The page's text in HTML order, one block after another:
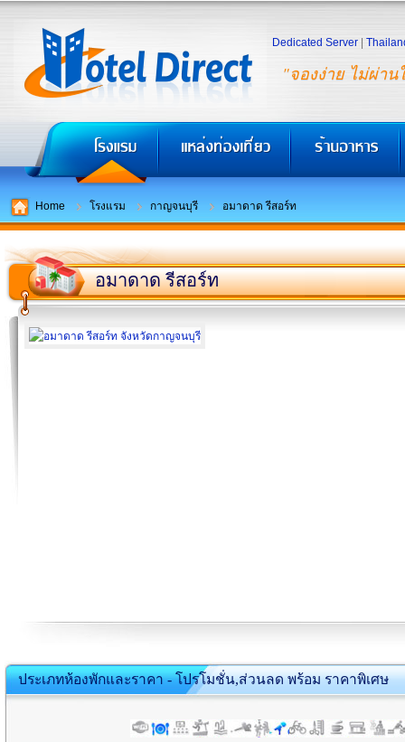
"จองง่าย ไม่ผ่าน
Dedicated Server
Home โรงแรม กาญจนบุรี อมาดาด รีสอร์ท
อมาดาด รีสอร์ท
ประเภทห้องพักและราคา - โปรโมชั่น,ส่วนลด พร้อม ราคาพิเศษ